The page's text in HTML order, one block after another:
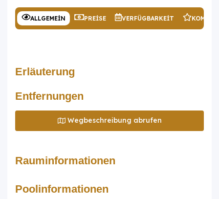
ALLGEMEIN PREISE VERFÜGBARKEIT
Erläuterung
Entfernungen
Wegbeschreibung abrufen
Rauminformationen
Poolinformationen